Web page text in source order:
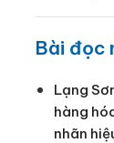
Bài đọc
Lạng
hàng
nhãn